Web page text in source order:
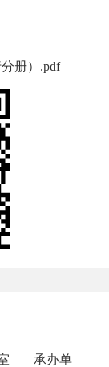
册）.pdf
承办单